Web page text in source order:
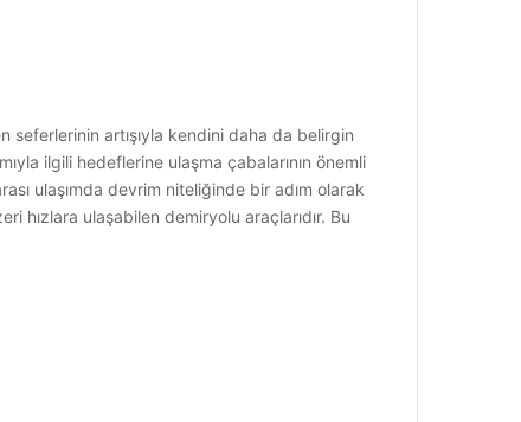
seferlerinin artışıyla kendini daha da belirgin
ilgili hedeflerine ulaşma çabalarının önemli
ulaşımda devrim niteliğinde bir adım olarak
hızlara ulaşabilen demiryolu araçlarıdır. Bu